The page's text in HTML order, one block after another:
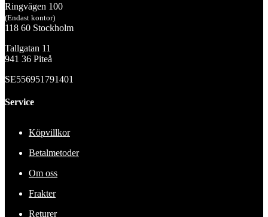
Ringvägen 100
(Endast kontor)
118 60 Stockholm
Tallgatan 11
941 36 Piteå
SE556951791401
Service
Köpvillkor
Betalmetoder
Om oss
Frakter
Returer